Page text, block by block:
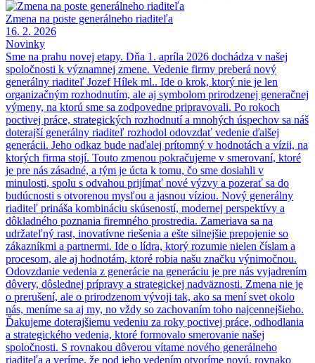
Zmena na poste generálneho riaditeľa
16. 2. 2026
Novinky
Sme na prahu novej etapy. Dňa 1. apríla 2026 dochádza v našej
spoločnosti k významnej zmene. Vedenie firmy preberá nový
generálny riaditeľ Jozef Hílek ml.. Ide o krok, ktorý nie je len
organizačným rozhodnutím, ale aj symbolom prirodzenej generačnej
výmeny, na ktorú sme sa zodpovedne pripravovali. Po rokoch
poctivej práce, strategických rozhodnutí a mnohých úspechov sa náš
doterajší generálny riaditeľ rozhodol odovzdať vedenie ďalšej
generácii. Jeho odkaz bude naďalej prítomný v hodnotách a vízii, na
ktorých firma stojí. Touto zmenou pokračujeme v smerovaní, ktoré
je pre nás zásadné, a tým je úcta k tomu, čo sme dosiahli v
minulosti, spolu s odvahou prijímať nové výzvy a pozerať sa do
budúcnosti s otvorenou mysľou a jasnou víziou. Nový generálny
riaditeľ prináša kombináciu skúseností, modernej perspektívy a
dôkladného poznania firemného prostredia. Zameriava sa na
udržateľný rast, inovatívne riešenia a ešte silnejšie prepojenie so
zákazníkmi a partnermi. Ide o lídra, ktorý rozumie nielen číslam a
procesom, ale aj hodnotám, ktoré robia našu značku výnimočnou.
Odovzdanie vedenia z generácie na generáciu je pre nás vyjadrením
dôvery, dôslednej prípravy a strategickej nadväznosti. Zmena nie je
o prerušení, ale o prirodzenom vývoji tak, ako sa mení svet okolo
nás, meníme sa aj my, no vždy so zachovaním toho najcennejšieho.
Ďakujeme doterajšiemu vedeniu za roky poctivej práce, odhodlania
a strategického vedenia, ktoré formovalo smerovanie našej
spoločnosti. S rovnakou dôverou vítame nového generálneho
riaditeľa a veríme, že pod jeho vedením otvoríme novú, rovnako